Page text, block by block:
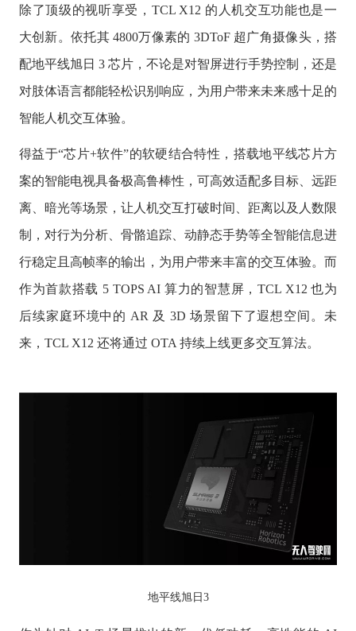
除了顶级的视听享受，TCL X12 的人机交互功能也是一
大创新。依托其 4800万像素的 3DToF 超广角摄像头，搭
配地平线旭日 3 芯片，不论是对智屏进行手势控制，还是
对肢体语言都能轻松识别响应，为用户带来未来感十足的
智能人机交互体验。
得益于“芯片+软件”的软硬结合特性，搭载地平线芯片方
案的智能电视具备极高鲁棒性，可高效适配多目标、远距
离、暗光等场景，让人机交互打破时间、距离以及人数限
制，对行为分析、骨骼追踪、动静态手势等全智能信息进
行稳定且高帧率的输出，为用户带来丰富的交互体验。而
作为首款搭载 5 TOPS AI 算力的智慧屏，TCL X12 也为
后续家庭环境中的 AR 及 3D 场景留下了遐想空间。未
来，TCL X12 还将通过 OTA 持续上线更多交互算法。
地平线旭日3